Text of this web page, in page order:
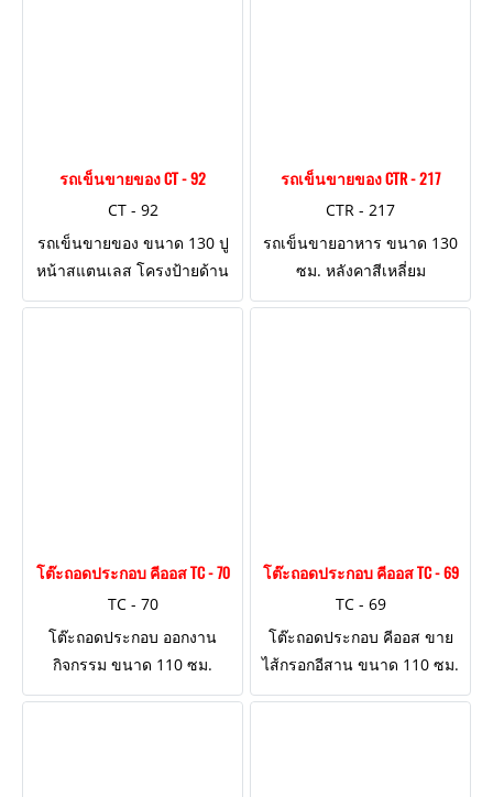
รถเข็นขายของ CT - 92
CT - 92
รถเข็นขายของ ขนาด 130 ปู
หน้าสแตนเลส โครงป้ายด้าน
บน ตกแต่งงานไม้
รถเข็นขายของ CTR - 217
CTR - 217
รถเข็นขายอาหาร ขนาด 130
ซม. หลังคาสีเหลี่ยม
โต๊ะถอดประกอบ คีออส TC - 70
TC - 70
โต๊ะถอดประกอบ ออกงาน
กิจกรรม ขนาด 110 ซม.
โต๊ะถอดประกอบ คีออส TC - 69
TC - 69
โต๊ะถอดประกอบ คีออส ขาย
ไส้กรอกอีสาน ขนาด 110 ซม.